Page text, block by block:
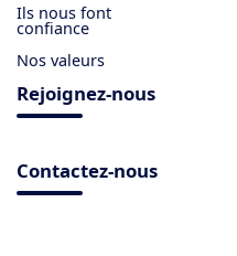
Ils nous font
confiance
Nos valeurs
Rejoignez-nous
Contactez-nous